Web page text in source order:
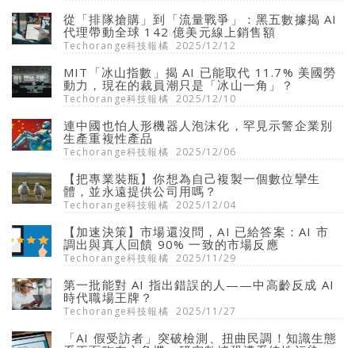
從「排隊搶購」到「流量戰爭」：黑五數據揭 AI
代理帶動全球 142 億美元線上銷售額
Techorange科技報橘 2025/12/12
MIT「冰山指數」揭 AI 已能取代 11.7% 美國勞
動力，現在的裁員潮只是「冰山一角」？
Techorange科技報橘 2025/12/10
連中國也怕人形機器人泡沫化，罕見示警企業別
生產重複性產品
Techorange科技報橘 2025/12/06
【把專業裝瓶】你想為自己複製一個數位攣生
體，並永遠提供公司用嗎？
Techorange科技報橘 2025/12/04
【加速決策】市場還沒問，AI 已給答案：AI 市
調出與真人回饋 90% 一致的市場反應
Techorange科技報橘 2025/11/29
第一批能對 AI 指出錯誤的人——中高齡反成 AI
時代職場王牌？
Techorange科技報橘 2025/11/27
「AI 假受訪者」突破檢測、扭曲民調！知識生態